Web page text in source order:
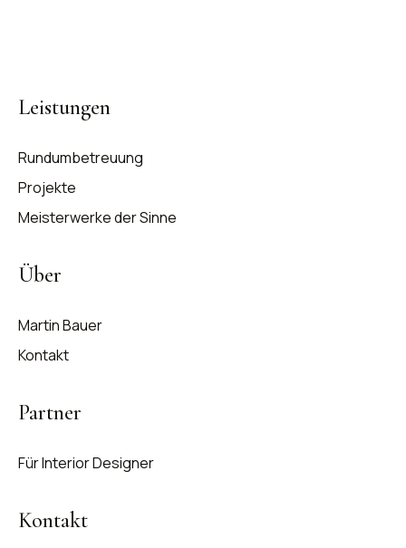
Leistungen
Rundumbetreuung
Projekte
Meisterwerke der Sinne
Über
Martin Bauer
Kontakt
Partner
Für Interior Designer
Kontakt